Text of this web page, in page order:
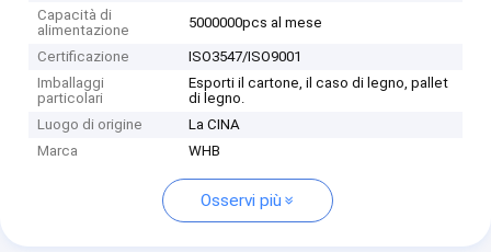
Capacità di
alimentazione
5000000pcs al mese
Certificazione
ISO3547/ISO9001
Imballaggi
particolari
Esporti il cartone, il caso di legno, pallet
di legno.
Luogo di origine
La CINA
Marca
WHB
Osservi più